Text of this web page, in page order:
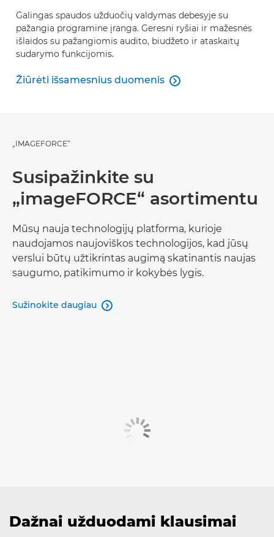
Galingas spaudos užduočių valdymas debesyje su
pažangia programine įranga. Geresni ryšiai ir mažesnės
išlaidos su pažangiomis audito, biudžeto ir ataskaitų
sudarymo funkcijomis.
Žiūrėti išsamesnius duomenis
Žiūrėti išsamesnius duomenis

„IMAGEFORCE“
Susipažinkite su
„imageFORCE“ asortimentu
Mūsų nauja technologijų platforma, kurioje
naudojamos naujoviškos technologijos, kad jūsų
verslui būtų užtikrintas augimą skatinantis naujas
saugumo, patikimumo ir kokybės lygis.
Sužinokite daugiau 
Dažnai užduodami klausimai